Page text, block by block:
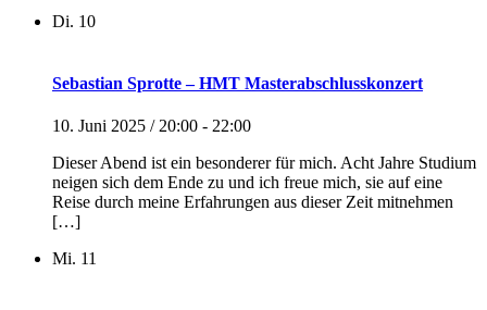
Di. 10
Sebastian Sprotte – HMT Masterabschlusskonzert
10. Juni 2025 / 20:00 - 22:00
Dieser Abend ist ein besonderer für mich. Acht Jahre Studium
neigen sich dem Ende zu und ich freue mich, sie auf eine
Reise durch meine Erfahrungen aus dieser Zeit mitnehmen
[…]
Mi. 11